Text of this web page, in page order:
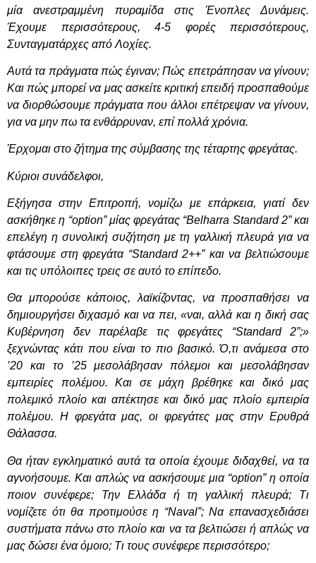
μία ανεστραμμένη πυραμίδα στις Ένοπλες Δυνάμεις.
Έχουμε περισσότερους, 4-5 φορές περισσότερους,
Συνταγματάρχες από Λοχίες.
Αυτά τα πράγματα πώς έγιναν; Πώς επετράπησαν να γίνουν;
Και πώς μπορεί να μας ασκείτε κριτική επειδή προσπαθούμε
να διορθώσουμε πράγματα που άλλοι επέτρεψαν να γίνουν,
για να μην πω τα ενθάρρυναν, επί πολλά χρόνια.
Έρχομαι στο ζήτημα της σύμβασης της τέταρτης φρεγάτας.
Κύριοι συνάδελφοι,
Εξήγησα στην Επιτροπή, νομίζω με επάρκεια, γιατί δεν
ασκήθηκε η “option” μίας φρεγάτας “Belharra Standard2” και
επελέγη η συνολική συζήτηση με τη γαλλική πλευρά για να
φτάσουμε στη φρεγάτα “Standard2++” και να βελτιώσουμε
και τις υπόλοιπες τρεις σε αυτό το επίπεδο.
Θα μπορούσε κάποιος, λαϊκίζοντας, να προσπαθήσει να
δημιουργήσει διχασμό και να πει, «ναι, αλλά και η δική σας
Κυβέρνηση δεν παρέλαβε τις φρεγάτες “Standard2”;»
ξεχνώντας κάτι που είναι το πιο βασικό. Ό,τι ανάμεσα στο
’20 και το ’25 μεσολάβησαν πόλεμοι και μεσολάβησαν
εμπειρίες πολέμου. Και σε μάχη βρέθηκε και δικό μας
πολεμικό πλοίο και απέκτησε και δικό μας πλοίο εμπειρία
πολέμου. Η φρεγάτα μας, οι φρεγάτες μας στην Ερυθρά
Θάλασσα.
Θα ήταν εγκληματικό αυτά τα οποία έχουμε διδαχθεί, να τα
αγνοήσουμε. Και απλώς να ασκήσουμε μια “option” η οποία
ποιον συνέφερε; Την Ελλάδα ή τη γαλλική πλευρά; Τι
νομίζετε ότι θα προτιμούσε η “Naval”; Να επανασχεδιάσει
συστήματα πάνω στο πλοίο και να τα βελτιώσει ή απλώς να
μας δώσει ένα όμοιο; Τι τους συνέφερε περισσότερο;